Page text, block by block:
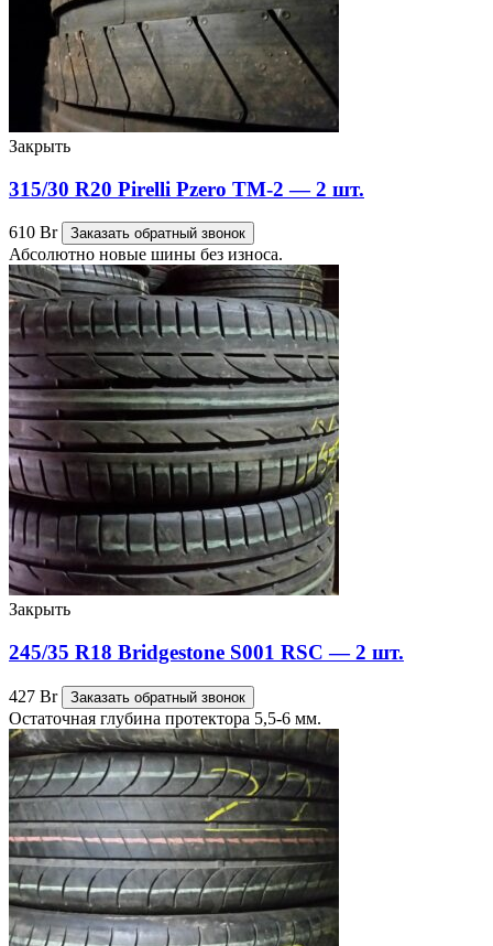
Закрыть
315/30 R20 Pirelli Pzero TM-2 — 2 шт.
610 Br Заказать обратный звонок
Абсолютно новые шины без износа.
Закрыть
245/35 R18 Bridgestone S001 RSC — 2 шт.
427 Br Заказать обратный звонок
Остаточная глубина протектора 5,5-6 мм.